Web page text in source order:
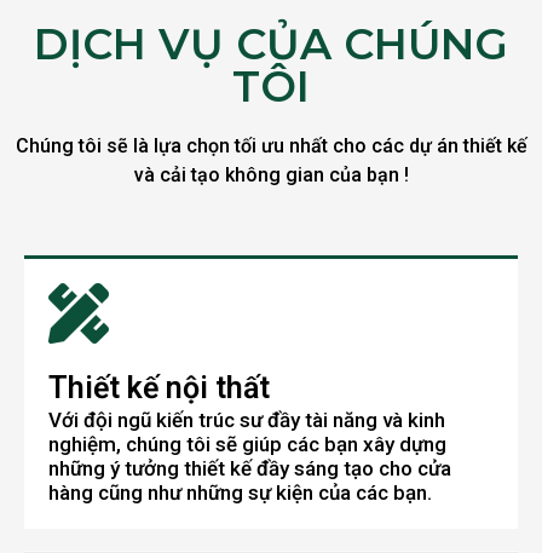
DỊCH VỤ CỦA CHÚNG
TÔI
Chúng tôi sẽ là lựa chọn tối ưu nhất cho các dự án thiết kế
và cải tạo không gian của bạn !
Thiết kế nội thất
Với đội ngũ kiến trúc sư đầy tài năng và kinh
nghiệm, chúng tôi sẽ giúp các bạn xây dựng
những ý tưởng thiết kế đầy sáng tạo cho cửa
hàng cũng như những sự kiện của các bạn.